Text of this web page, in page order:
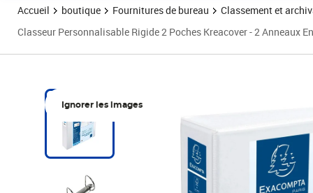
Accueil boutique Fournitures de bureau
Classement et
Classeur Personnalisable Rigide 2 Poches Kreacover - 2 Anneaux
Ignorer les images